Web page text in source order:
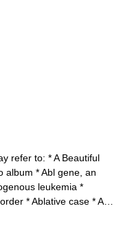
refer to: * A Beautiful
album * Abl gene, an
leukemia *
* Ablative case * A…